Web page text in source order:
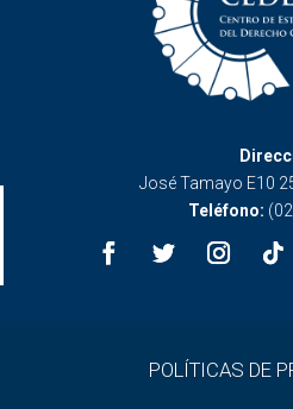
José Tamayo E10
Teléfono:
POLÍTICAS DE